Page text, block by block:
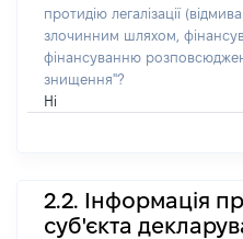
протидію легалізації
злочинним шляхом,
фінансуванню
знищення"?
Ні
2.2. Інформація
суб'єкта